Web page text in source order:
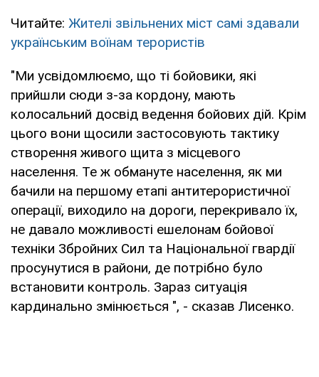
Читайте: Жителі звільнених міст самі здавали
українським воїнам терористів
"Ми усвідомлюємо, що ті бойовики, які
прийшли сюди з-за кордону, мають
колосальний досвід ведення бойових дій. Крім
цього вони щосили застосовують тактику
створення живого щита з місцевого
населення. Те ж обмануте населення, як ми
бачили на першому етапі антитерористичної
операції, виходило на дороги, перекривало їх,
не давало можливості ешелонам бойової
техніки Збройних Сил та Національної гвардії
просунутися в райони, де потрібно було
встановити контроль. Зараз ситуація
кардинально змінюється ", - сказав Лисенко.